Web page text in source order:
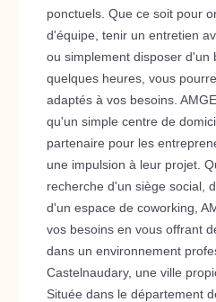
ponctuels. Que ce soit pour
d'équipe, tenir un entretien
ou simplement disposer d'un
quelques heures, vous
adaptés à vos besoins.
qu'un simple centre de
partenaire pour les
une impulsion à leur projet.
recherche d'un siège social,
d'un espace de coworking,
vos besoins en vous offrant
dans un environnement
Castelnaudary, une ville
Située dans le département